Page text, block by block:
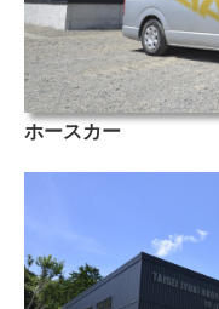
ホースカー